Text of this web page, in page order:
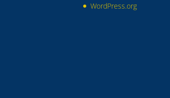
WordPress.org